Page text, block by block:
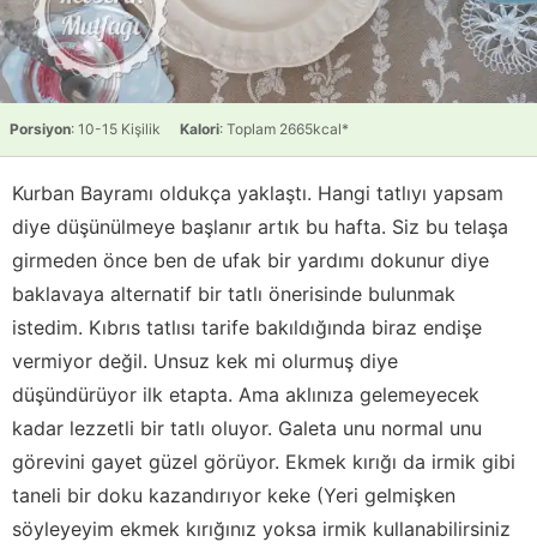
Porsiyon: 10-15 Kişilik Kalori: Toplam 2665kcal*
Kurban Bayramı oldukça yaklaştı. Hangi tatlıyı yapsam
diye düşünülmeye başlanır artık bu hafta. Siz bu telaşa
girmeden önce ben de ufak bir yardımı dokunur diye
baklavaya alternatif bir tatlı önerisinde bulunmak
istedim. Kıbrıs tatlısı tarife bakıldığında biraz endişe
vermiyor değil. Unsuz kek mi olurmuş diye
düşündürüyor ilk etapta. Ama aklınıza gelemeyecek
kadar lezzetli bir tatlı oluyor. Galeta unu normal unu
görevini gayet güzel görüyor. Ekmek kırığı da irmik gibi
taneli bir doku kazandırıyor keke (Yeri gelmişken
söyleyeyim ekmek kırığınız yoksa irmik kullanabilirsiniz